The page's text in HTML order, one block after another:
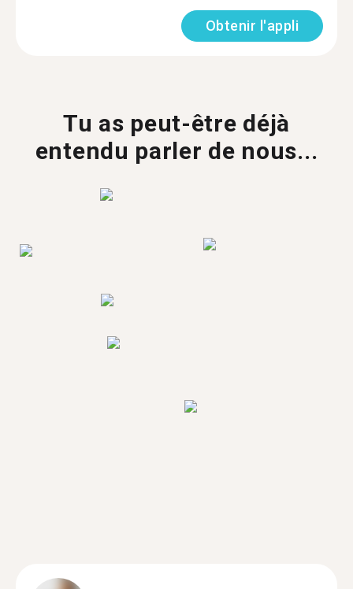
Obtenir l'appli
Tu as peut-être déjà
entendu parler de nous...